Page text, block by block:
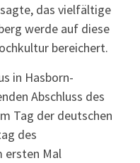
das vielfältige
werde auf diese
bereichert.
in Hasborn-
Abschluss des
Tag der deutschen
des
ersten Mal